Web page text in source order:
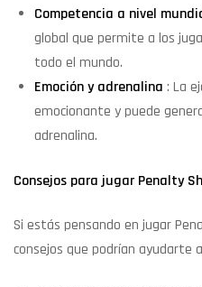
Competencia a nivel
global que permite a los
todo el mundo.
Emoción y adrenalina : La
emocionante y puede
adrenalina.
Consejos para jugar Penalty
Si estás pensando en jugar
consejos que podrían ayudarte